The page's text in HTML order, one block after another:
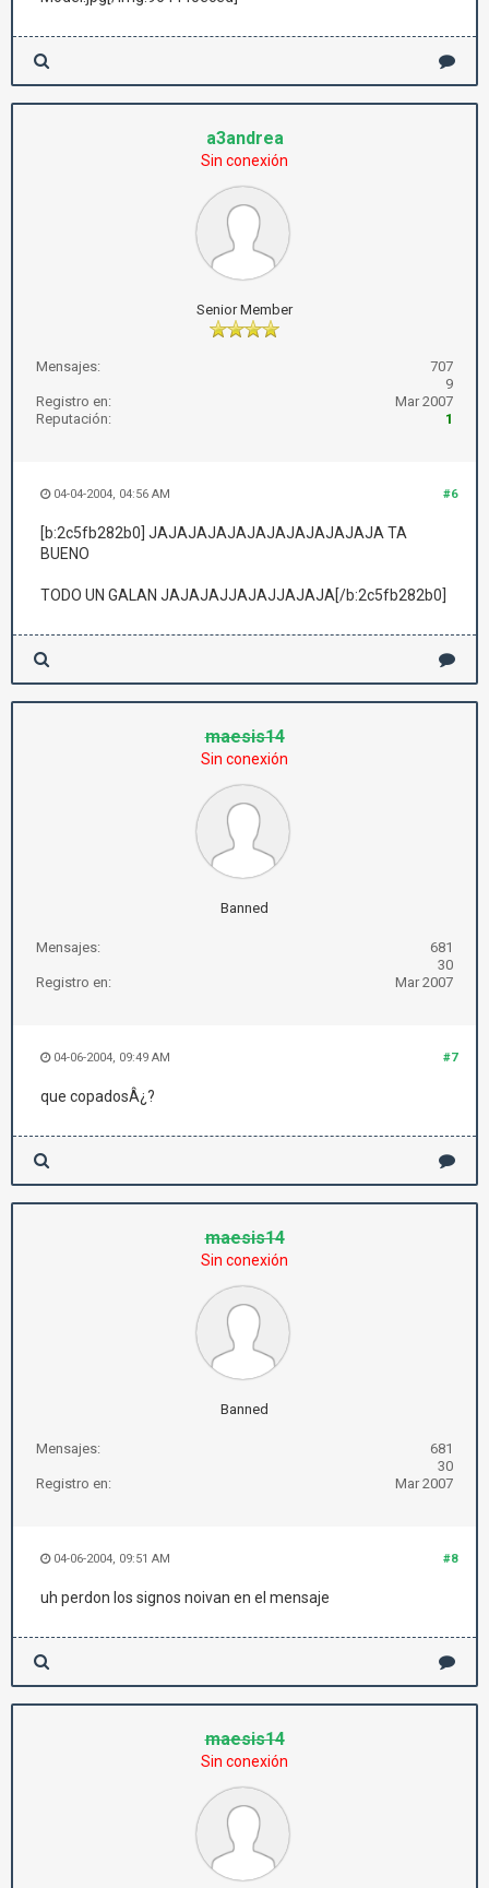
a3andrea
Sin conexión
Senior Member
Mensajes:
707
9
Registro en:
Mar 2007
Reputación:
1
#6
04-04-2004, 04:56 AM
[b:2c5fb282b0] JAJAJAJAJAJAJAJAJAJAJAJA TA
BUENO
TODO UN GALAN JAJAJAJJAJAJJAJAJA[/b:2c5fb282b0]
maesis14
Sin conexión
Banned
Mensajes:
681
30
Registro en:
Mar 2007
#7
04-06-2004, 09:49 AM
que copadosÂ¿?
maesis14
Sin conexión
Banned
Mensajes:
681
30
Registro en:
Mar 2007
#8
04-06-2004, 09:51 AM
uh perdon los signos noivan en el mensaje
maesis14
Sin conexión